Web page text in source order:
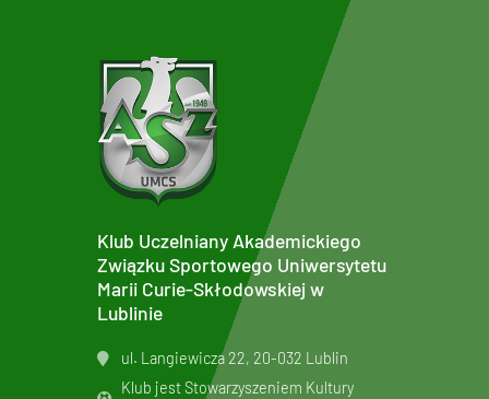
Klub Uczelniany Akademickiego
Związku Sportowego Uniwersytetu
Marii Curie-Skłodowskiej w
Lublinie
ul. Langiewicza 22, 20-032 Lublin
Klub jest Stowarzyszeniem Kultury